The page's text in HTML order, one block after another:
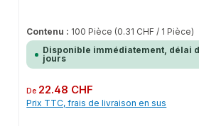
Contenu : 100 Pièce (0.31 CHF / 1 Pièce)
Disponible immédiatement, délai
jours
Prix régulier :
De 22.48 CHF
Prix TTC, frais de livraison en sus